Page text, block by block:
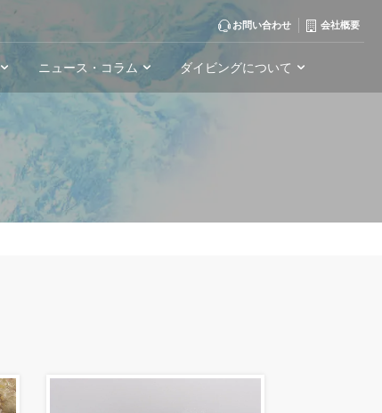
お問い合わせ 会社概要
ニュース・コラム ダイビングについて